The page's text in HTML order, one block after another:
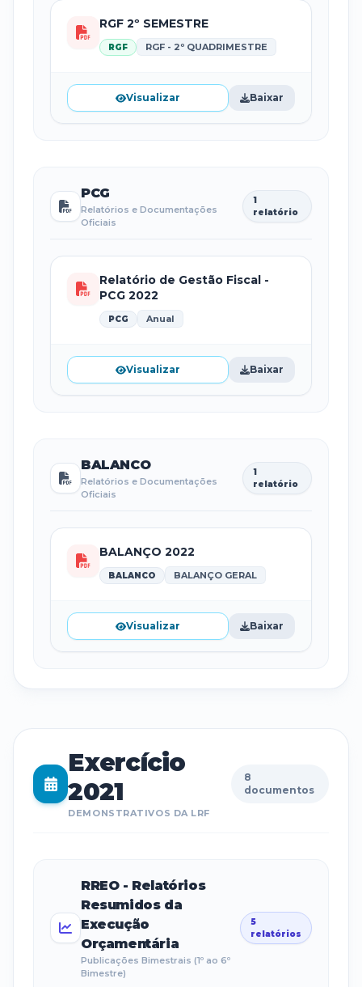
RGF 2º SEMESTRE
RGF RGF - 2º QUADRIMESTRE
Visualizar Baixar
PCG
Relatórios e Documentações
Oficiais
1
relatório
Relatório de Gestão Fiscal -
PCG 2022
PCG Anual
Visualizar Baixar
BALANCO
Relatórios e Documentações
Oficiais
1
relatório
BALANÇO 2022
BALANCO BALANÇO GERAL
Visualizar Baixar
Exercício
2021
DEMONSTRATIVOS DA LRF
8
documentos
RREO - Relatórios
Resumidos da
Execução
Orçamentária
Publicações Bimestrais (1º ao 6º
Bimestre)
5
relatórios